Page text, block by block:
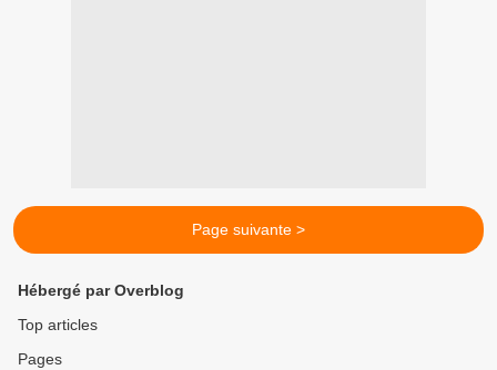
Page suivante >
Hébergé par Overblog
Top articles
Pages